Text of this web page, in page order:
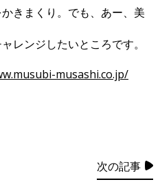
きまくり。でも、あー、美
レンジしたいところです。
musashi.co.jp/
次の記事